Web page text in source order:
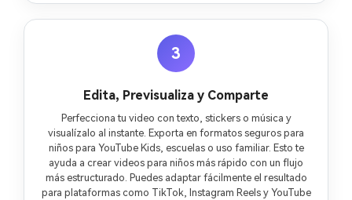
3
Edita, Previsualiza y Comparte
Perfecciona tu video con texto, stickers o música y
visualízalo al instante. Exporta en formatos seguros para
niños para YouTube Kids, escuelas o uso familiar. Esto te
ayuda a crear videos para niños más rápido con un flujo
más estructurado. Puedes adaptar fácilmente el resultado
para plataformas como TikTok, Instagram Reels y YouTube